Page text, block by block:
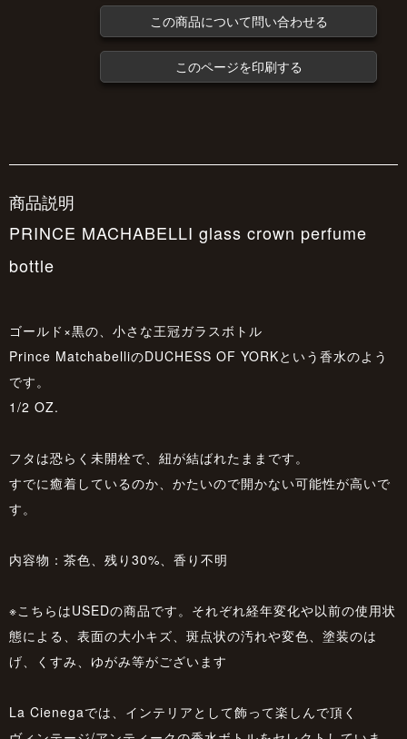
この商品について問い合わせる
このページを印刷する
商品説明
PRINCE MACHABELLI glass crown perfume
bottle
ゴールド×黒の、小さな王冠ガラスボトル
Prince MatchabelliのDUCHESS OF YORKという香水のよう
です。
1/2 OZ.
フタは恐らく未開栓で、紐が結ばれたままです。
すでに癒着しているのか、かたいので開かない可能性が高いで
す。
内容物：茶色、残り30%、香り不明
※こちらはUSEDの商品です。それぞれ経年変化や以前の使用状
態による、表面の大小キズ、斑点状の汚れや変色、塗装のは
げ、くすみ、ゆがみ等がございます
La Cienegaでは、インテリアとして飾って楽しんで頂く